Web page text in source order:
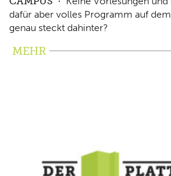
dafür aber volles Programm auf
genau steckt dahinter?
MEHR